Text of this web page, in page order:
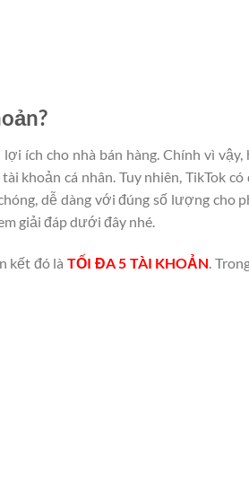
ích cho nhà bán hàng. Chính vì vậy,
khoản cá nhân. Tuy nhiên, TikTok có
dễ dàng với đúng số lượng cho
giải đáp dưới đây nhé.
kết đó là TỐI ĐA 5 TÀI KHOẢN.